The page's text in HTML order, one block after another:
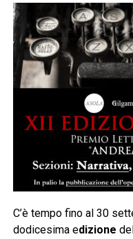
C’è tempo fino al 30
dodicesima edizione del